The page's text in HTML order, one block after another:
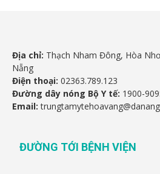
Địa chỉ: Thạch Nham Đông, Hòa
Nẵng
Điện thoại: 02363.789.123
Đường dây nóng Bộ Y tế: 1900-
Email:
ĐƯỜNG TỚI BỆNH VIỆN